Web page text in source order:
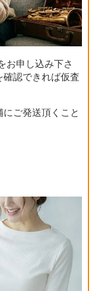
お申し込み下さ
確認できれば仮査
ご発送頂くこと